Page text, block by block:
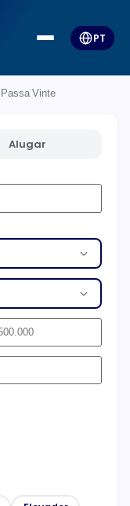
PT
Passa Vinte
Alugar